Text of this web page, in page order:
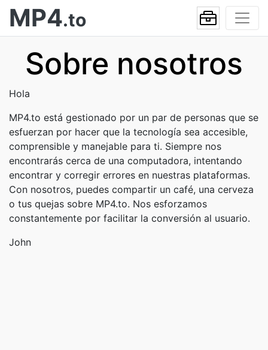
MP4.to
Sobre nosotros
Hola
MP4.to está gestionado por un par de personas que se
esfuerzan por hacer que la tecnología sea accesible,
comprensible y manejable para ti. Siempre nos
encontrarás cerca de una computadora, intentando
encontrar y corregir errores en nuestras plataformas.
Con nosotros, puedes compartir un café, una cerveza
o tus quejas sobre MP4.to. Nos esforzamos
constantemente por facilitar la conversión al usuario.
John